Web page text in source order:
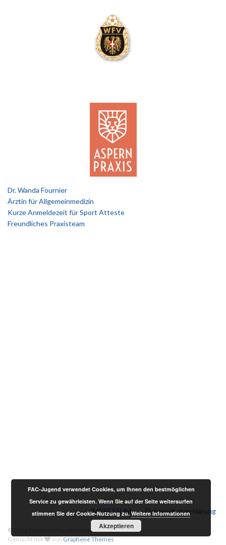
Dr. Wanda Fournier
Ärztin für Allgemeinmedizin
Kurze Anmeldezeit für Sport Atteste
Freundliches Praxisteam
IMPRESSUM Datenschutzerklärung
© 2026 Floridsdorfer Athletiksport-Club.
Gemacht mit
von Graphene Themes.
FAC-Jugend verwendet Cookies, um Ihnen den bestmöglichen
Service zu gewährleisten. Wenn Sie auf der Seite weitersurfen
stimmen Sie der Cookie-Nutzung zu.Weitere Informationen
Akzeptieren